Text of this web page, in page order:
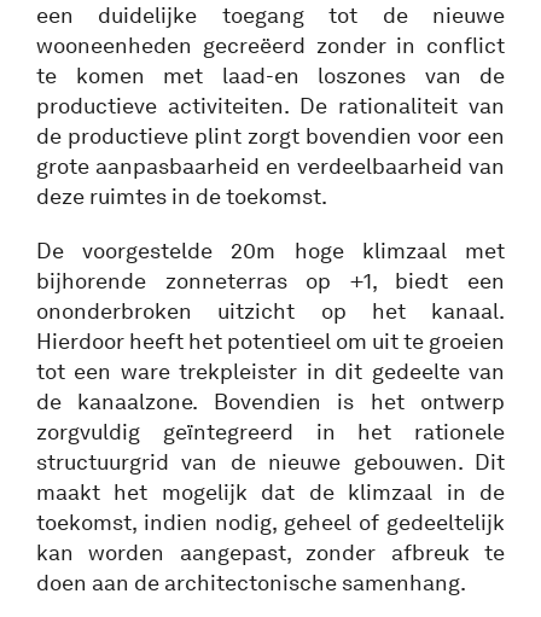
een duidelijke toegang tot de nieuwe
wooneenheden gecreëerd zonder in conflict
te komen met laad-en loszones van de
productieve activiteiten. De rationaliteit van
de productieve plint zorgt bovendien voor een
grote aanpasbaarheid en verdeelbaarheid van
deze ruimtes in de toekomst.
De voorgestelde 20m hoge klimzaal met
bijhorende zonneterras op +1, biedt een
ononderbroken uitzicht op het kanaal.
Hierdoor heeft het potentieel om uit te groeien
tot een ware trekpleister in dit gedeelte van
de kanaalzone. Bovendien is het ontwerp
zorgvuldig geïntegreerd in het rationele
structuurgrid van de nieuwe gebouwen. Dit
maakt het mogelijk dat de klimzaal in de
toekomst, indien nodig, geheel of gedeeltelijk
kan worden aangepast, zonder afbreuk te
doen aan de architectonische samenhang.